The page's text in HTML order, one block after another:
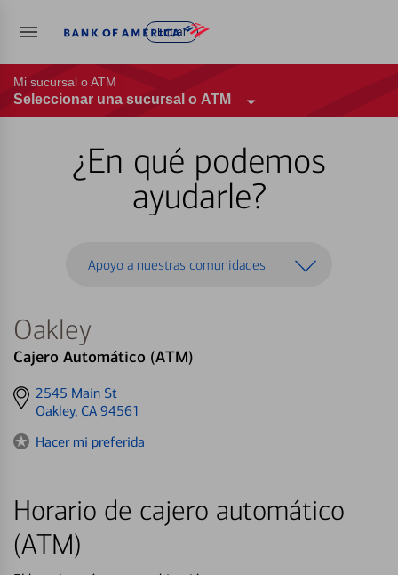
Entrar
Mi sucursal o ATM
Seleccionar una sucursal o ATM
¿En qué podemos
ayudarle?
Apoyo a nuestras comunidades
Oakley
Cajero Automático (ATM)
Get
directions
2545 Main St
Oakley, CA 94561
Hacer mi preferida
Horario de cajero automático
(ATM)